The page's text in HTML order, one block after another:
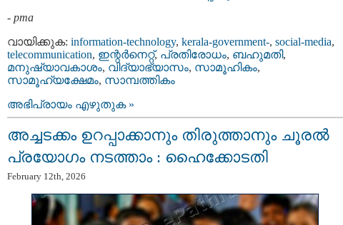
- pma
വായിക്കുക: information-technology, kerala-government-, social-media,
telecommunication, ഇന്റര്‍നെറ്റ്‌, പ്രതിരോധം, ബഹുമതി,
മനുഷ്യാവകാശം, വിദ്യാഭ്യാസം, സാമൂഹികം,
സാമൂഹ്യക്ഷേമം, സാമ്പത്തികം
അഭിപ്രായം എഴുതുക »
അച്ചടക്കം ഉറപ്പാക്കാനും തിരുത്താനും ചൂരല്‍
പ്രയോഗം നടത്താം : ഹൈക്കോടതി
February 12th, 2026